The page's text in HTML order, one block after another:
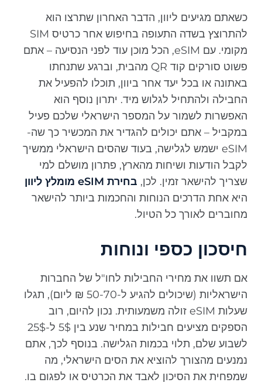
כשאתם מגיעים ליוון, הדבר האחרון שתרצו הוא
להתרוצץ בשדה התעופה בחיפוש אחר כרטיס SIM
מקומי. עם eSIM, הכל מוכן עוד לפני הנסיעה – אתם
פשוט סורקים קוד QR מהבית, וברגע שתנחתו
באתונה או בכל יעד אחר ביוון, תוכלו להפעיל את
החבילה ולהתחיל לגלוש מיד. יתרון נוסף הוא
האפשרות לשמור על המספר הישראלי שלכם פעיל
במקביל – אתם יכולים להגדיר את המכשיר כך שה-
eSIM ישמש לגלישה, בעוד שהסים הישראלי ממשיך
לקבל הודעות ושיחות מהארץ, פתרון מושלם למי
שצריך להישאר זמין. לכן,בחירת eSIM מומלץ ליוון
היא אחת הדרכים הנוחות והחכמות ביותר להישאר
מחוברים לאורך כל הטיול.
חיסכון כספי ונוחות
אם תשוו את מחירי החבילות לחו"ל של החברות
הישראליות (שיכולים להגיע ל-50-70 ₪ ליום), תגלו
שעלות eSIM זולה משמעותית. נכון להיום, רוב
הספקים מציעים חבילות במחיר שנע בין 5$ ל-25$
לשבוע שלם, תלוי בכמות הגלישה. בנוסף לכך, אתם
נמנעים מהצורך להוציא את הסים הישראלי, מה
שמפחית את הסיכון לאבד את הכרטיס או לפגום בו.